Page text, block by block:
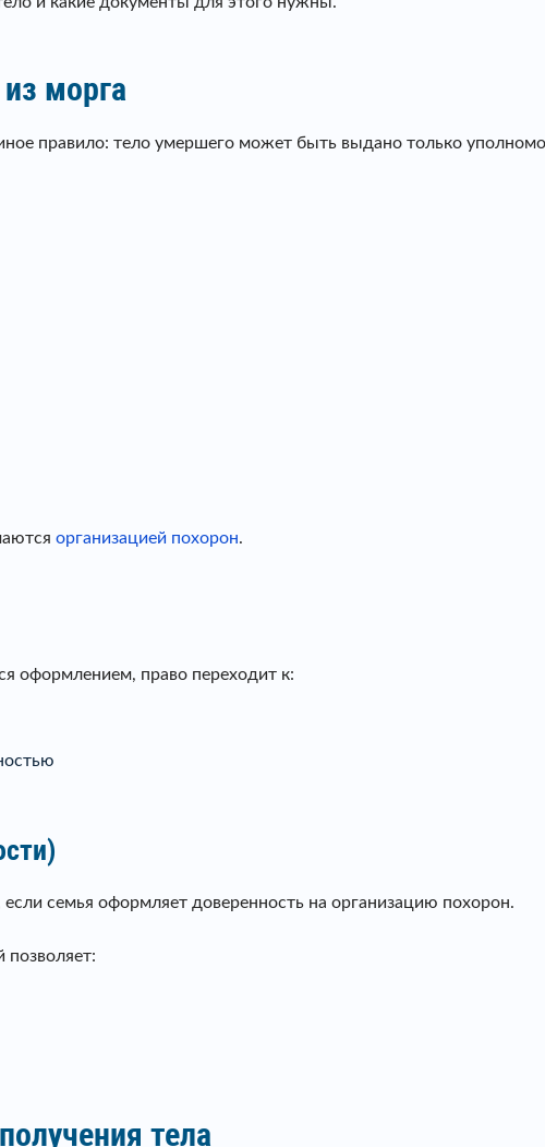
морга
правило: тело умершего может быть выдано только
организацией похорон.
оформлением, право переходит к:
если семья оформляет доверенность на организацию похорон.
тела